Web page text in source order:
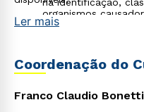
organismos
desenvolvimento de
perfeita integração
todo o ciclo básico
graduação.
Ler mais
Coordenação do
Franco Claudio Bonetti